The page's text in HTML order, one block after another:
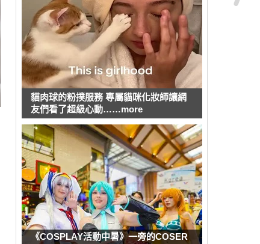
貓肉球的粉撲服務 專屬貓咪化妝師讓網
友們看了超級心動……more
《COSPLAY活動中暑》一旁的COSER